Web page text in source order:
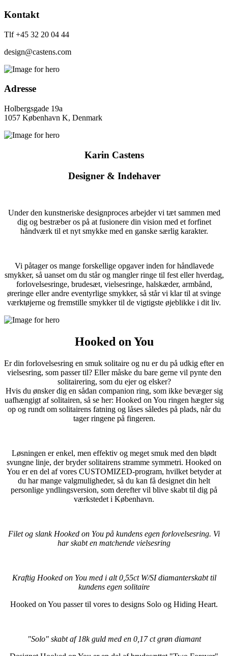
Kontakt
Tlf +45 32 20 04 44
design@castens.com
Adresse
Holbergsgade 19a
1057 København K, Denmark
Karin Castens
Designer & Indehaver
Under den kunstneriske designproces arbejder vi tæt sammen med
dig og bestræber os på at fusionere din vision med et forfinet
håndværk til et nyt smykke med en ganske særlig karakter.
Vi påtager os mange forskellige opgaver inden for håndlavede
smykker, så uanset om du står og mangler ringe til fest eller hverdag,
forlovelsesringe, brudesæt, vielsesringe, halskæder, armbånd,
øreringe eller andre eventyrlige smykker, så står vi klar til at svinge
værktøjerne og fremstille smykker til de vigtigste øjeblikke i dit liv.
Hooked on You
Er din forlovelsesring en smuk solitaire og nu er du på udkig efter en
vielsesring, som passer til? Eller måske du bare gerne vil pynte den
solitairering, som du ejer og elsker?
Hvis du ønsker dig en sådan companion ring, som ikke bevæger sig
uafhængigt af solitairen, så se her: Hooked on You ringen hægter sig
op og rundt om solitairens fatning og låses således på plads, når du
tager ringene på fingeren.
Løsningen er enkel, men effektiv og meget smuk med den blødt
svungne linje, der bryder solitairens stramme symmetri. Hooked on
You er en del af vores CUSTOMIZED-program, hvilket betyder at
du har mange valgmuligheder, så du kan få designet din helt
personlige yndlingsversion, som derefter vil blive skabt til dig på
værkstedet i København.
Filet og slank Hooked on You på kundens egen forlovelsesring. Vi
har skabt en matchende vielsesring
Kraftig Hooked on You med i alt 0,55ct W/SI diamanterskabt til
kundens egen solitaire
Hooked on You passer til vores to designs Solo og Hiding Heart.
"Solo" skabt af 18k guld med en 0,17 ct grøn diamant